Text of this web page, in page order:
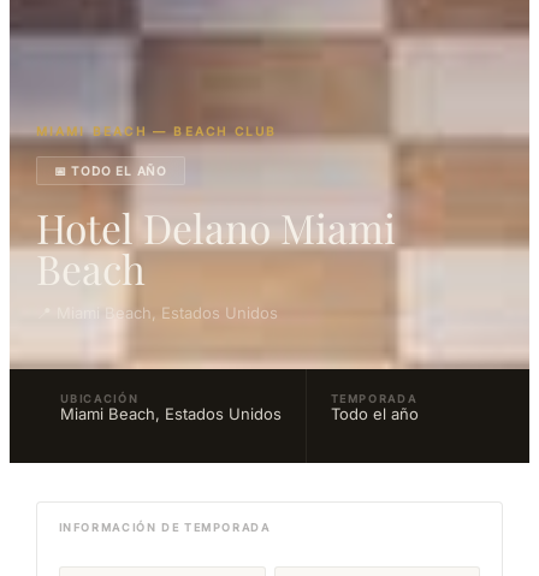
MIAMI BEACH — BEACH CLUB
📅 TODO EL AÑO
Hotel Delano Miami
Beach
📍 Miami Beach, Estados Unidos
UBICACIÓN
Miami Beach, Estados Unidos
TEMPORADA
Todo el año
INFORMACIÓN DE TEMPORADA